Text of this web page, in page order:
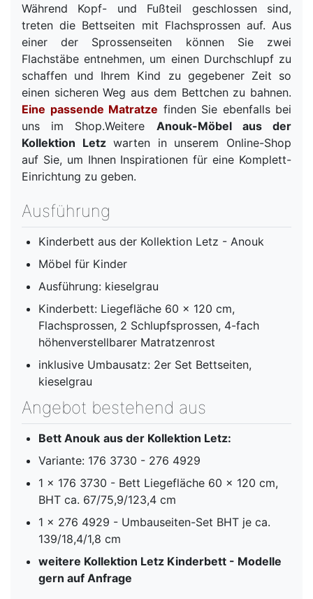
Während Kopf- und Fußteil geschlossen sind,
treten die Bettseiten mit Flachsprossen auf. Aus
einer der Sprossenseiten können Sie zwei
Flachstäbe entnehmen, um einen Durchschlupf zu
schaffen und Ihrem Kind zu gegebener Zeit so
einen sicheren Weg aus dem Bettchen zu bahnen.
Eine passende Matratze finden Sie ebenfalls bei
uns im Shop.Weitere Anouk-Möbel aus der
Kollektion Letzwarten in unserem Online-Shop
auf Sie, um Ihnen Inspirationen für eine Komplett-
Einrichtung zu geben.
Ausführung
Kinderbett aus der Kollektion Letz - Anouk
Möbel für Kinder
Ausführung: kieselgrau
Kinderbett: Liegefläche 60 x 120 cm,
Flachsprossen, 2 Schlupfsprossen, 4-fach
höhenverstellbarer Matratzenrost
inklusive Umbausatz: 2er Set Bettseiten,
kieselgrau
Angebot bestehend aus
Bett Anouk aus der Kollektion Letz:
Variante: 176 3730 - 276 4929
1 x 176 3730 - Bett Liegefläche 60 x 120 cm,
BHT ca. 67/75,9/123,4 cm
1 x 276 4929 - Umbauseiten-Set BHT je ca.
139/18,4/1,8 cm
weitere Kollektion Letz Kinderbett - Modelle
gern auf Anfrage